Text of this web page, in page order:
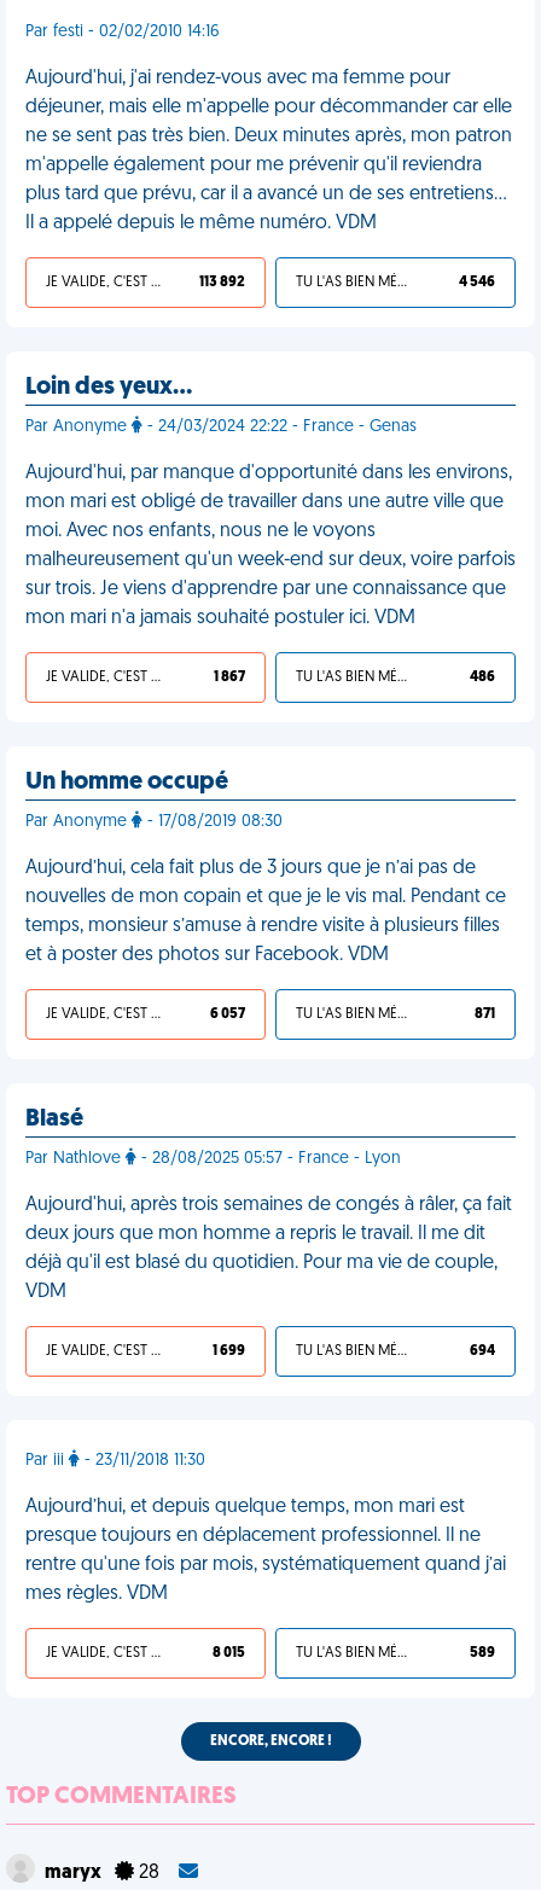
Par festi - 02/02/2010 14:16
Aujourd'hui, j'ai rendez-vous avec ma femme pour
déjeuner, mais elle m'appelle pour décommander car elle
ne se sent pas très bien. Deux minutes après, mon patron
m'appelle également pour me prévenir qu'il reviendra
plus tard que prévu, car il a avancé un de ses entretiens...
Il a appelé depuis le même numéro. VDM
JE VALIDE, C'EST UNE VDM 113 892 TU L'AS BIEN MÉRITÉ 4 546
Loin des yeux…
Par Anonyme - 24/03/2024 22:22 - France - Genas
Aujourd'hui, par manque d'opportunité dans les environs,
mon mari est obligé de travailler dans une autre ville que
moi. Avec nos enfants, nous ne le voyons
malheureusement qu'un week-end sur deux, voire parfois
sur trois. Je viens d'apprendre par une connaissance que
mon mari n'a jamais souhaité postuler ici. VDM
JE VALIDE, C'EST UNE VDM 1 867 TU L'AS BIEN MÉRITÉ 486
Un homme occupé
Par Anonyme - 17/08/2019 08:30
Aujourd’hui, cela fait plus de 3 jours que je n’ai pas de
nouvelles de mon copain et que je le vis mal. Pendant ce
temps, monsieur s’amuse à rendre visite à plusieurs filles
et à poster des photos sur Facebook. VDM
JE VALIDE, C'EST UNE VDM 6 057 TU L'AS BIEN MÉRITÉ 871
Blasé
Par Nathlove - 28/08/2025 05:57 - France - Lyon
Aujourd'hui, après trois semaines de congés à râler, ça fait
deux jours que mon homme a repris le travail. Il me dit
déjà qu'il est blasé du quotidien. Pour ma vie de couple,
VDM
JE VALIDE, C'EST UNE VDM 1 699 TU L'AS BIEN MÉRITÉ 694
Par iii - 23/11/2018 11:30
Aujourd’hui, et depuis quelque temps, mon mari est
presque toujours en déplacement professionnel. Il ne
rentre qu'une fois par mois, systématiquement quand j’ai
mes règles. VDM
JE VALIDE, C'EST UNE VDM 8 015 TU L'AS BIEN MÉRITÉ 589
ENCORE, ENCORE !
TOP COMMENTAIRES
maryx 28